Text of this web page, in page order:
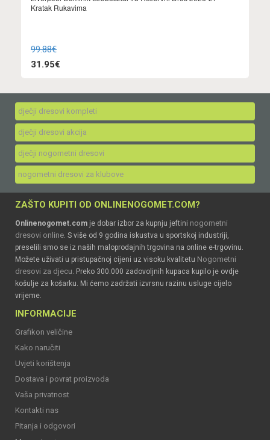
Kratak Rukavima
99.88€
31.95€
dječji dresovi kompleti
dječji dresovi akcija
dječji nogometni dresovi
nogometni dresovi za klubove
ZAŠTO KUPITI OD ONLINENOGOMET.COM?
Onlinenogomet.com je dobar izbor za kupnju jeftini nogometni
dresovi online. S više od 9 godina iskustva u sportskoj industriji,
preselili smo se iz naših maloprodajnih trgovina na online e-trgovinu.
Možete uživati u pristupačnoj cijeni uz visoku kvalitetu Nogometni
dresovi za djecu. Preko 300.000 zadovoljnih kupaca kupilo je ovdje
košulje za košarku. Mi ćemo zadržati izvrsnu razinu usluge cijelo
vrijeme.
INFORMACIJE
Grafikon veličine
Kako naručiti
Uvjeti korištenja
Dostava i povrat proizvoda
Vaša privatnost
Kontakti nas
Pitanja i odgovori